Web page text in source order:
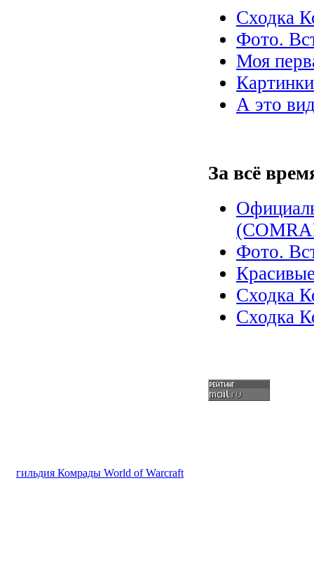
Сходка
Фото.
Моя
А это
За всё
Фото.
Сходка
Сходка
гильдия Комрады World of Warcraft